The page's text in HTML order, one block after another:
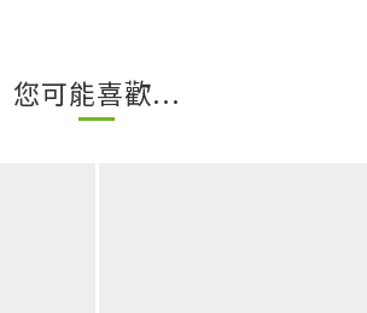
您可能喜歡...